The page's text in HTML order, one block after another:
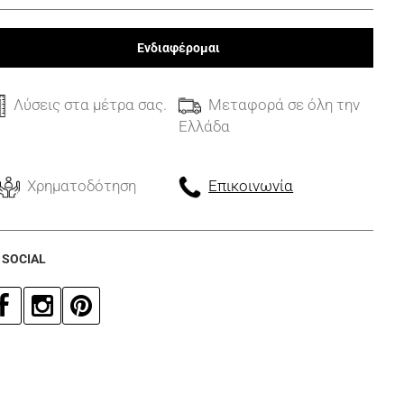
Ενδιαφέρομαι
Λύσεις στα μέτρα σας.
Μεταφορά σε όλη την
Ελλάδα
Χρηματοδότηση Επικοινωνία
SOCIAL